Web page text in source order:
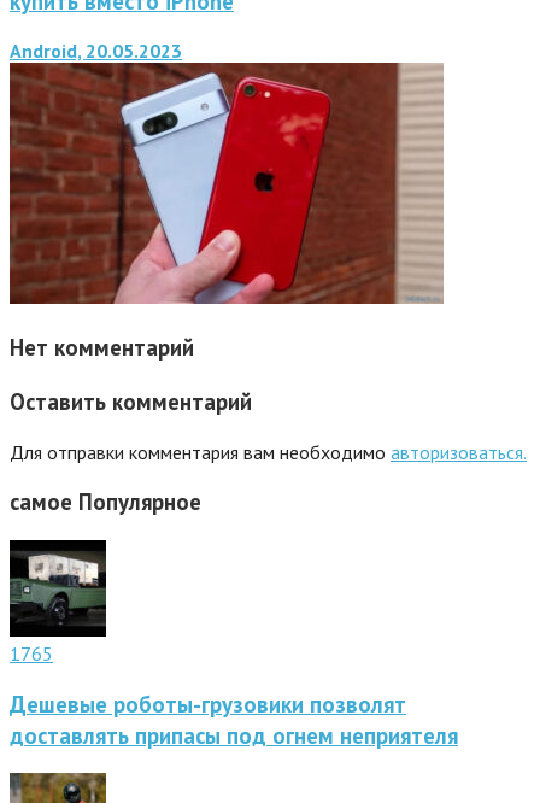
Android, 20.05.2023
Нет комментарий
Оставить комментарий
Для отправки комментария вам необходимо авторизоваться.
самое Популярное
1765
Дешевые роботы-грузовики позволят
доставлять припасы под огнем неприятеля